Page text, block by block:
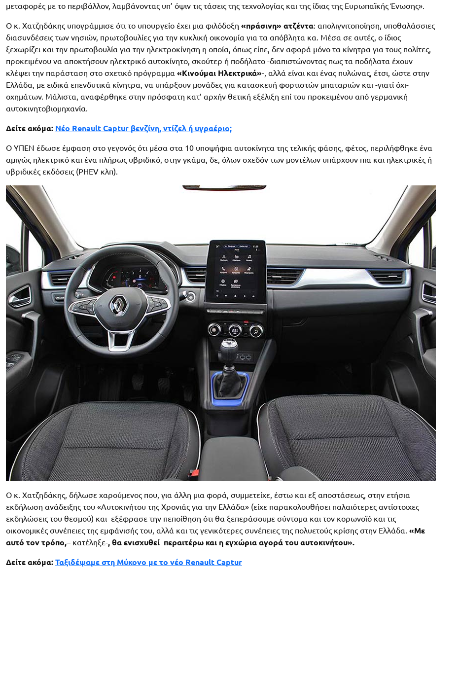
μεταφορές με το περιβάλλον, λαμβάνοντας υπ’ όψιν τις τάσεις της τεχνολογίας και της ίδιας της Ευρωπαϊκής Ένωσης».
Ο κ. Χατζηδάκης υπογράμμισε ότι το υπουργείο έχει μια φιλόδοξη «πράσινη» ατζέντα: απολιγνιτοποίηση, υποθαλάσσιες
διασυνδέσεις των νησιών, πρωτοβουλίες για την κυκλική οικονομία για τα απόβλητα κα. Μέσα σε αυτές, ο ίδιος
ξεχωρίζει και την πρωτοβουλία για την ηλεκτροκίνηση η οποία, όπως είπε, δεν αφορά μόνο τα κίνητρα για τους πολίτες,
προκειμένου να αποκτήσουν ηλεκτρικό αυτοκίνητο, σκούτερ ή ποδήλατο -διαπιστώνοντας πως τα ποδήλατα έχουν
κλέψει την παράσταση στο σχετικό πρόγραμμα «Κινούμαι Ηλεκτρικά»-, αλλά είναι και ένας πυλώνας, έτσι, ώστε στην
Ελλάδα, με ειδικά επενδυτικά κίνητρα, να υπάρξουν μονάδες για κατασκευή φορτιστών μπαταριών και -γιατί όχι-
οχημάτων. Μάλιστα, αναφέρθηκε στην πρόσφατη κατ’ αρχήν θετική εξέλιξη επί του προκειμένου από γερμανική
αυτοκινητοβιομηχανία.
Δείτε ακόμα: Νέο Renault Captur βενζίνη, ντίζελ ή υγραέριο;
Ο ΥΠΕΝ έδωσε έμφαση στο γεγονός ότι μέσα στα 10 υποψήφια αυτοκίνητα της τελικής φάσης, φέτος, περιλήφθηκε ένα
αμιγώς ηλεκτρικό και ένα πλήρως υβριδικό, στην γκάμα, δε, όλων σχεδόν των μοντέλων υπάρχουν πια και ηλεκτρικές ή
υβριδικές εκδόσεις (PHEV κλπ).
O κ. Χατζηδάκης, δήλωσε χαρούμενος που, για άλλη μια φορά, συμμετείχε, έστω και εξ αποστάσεως, στην ετήσια
εκδήλωση ανάδειξης του «Αυτοκινήτου της Χρονιάς για την Ελλάδα» (είχε παρακολουθήσει παλαιότερες αντίστοιχες
εκδηλώσεις του θεσμού) και εξέφρασε την πεποίθηση ότι θα ξεπεράσουμε σύντομα και τον κορωνοϊό και τις
οικονομικές συνέπειες της εμφάνισής του, αλλά και τις γενικότερες συνέπειες της πολυετούς κρίσης στην Ελλάδα. «Με
αυτό τον τρόπο,– κατέληξε-, θα ενισχυθεί περαιτέρω και η εγχώρια αγορά του αυτοκινήτου».
Δείτε ακόμα: Ταξιδέψαμε στη Μύκονο με το νέο Renault Captur